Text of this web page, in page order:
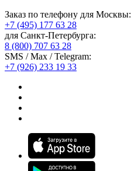
Заказ по телефону для Москвы:
+7 (495) 177 63 28
для Санкт-Петербурга:
8 (800) 707 63 28
SMS / Max / Telegram:
+7 (926) 233 19 33